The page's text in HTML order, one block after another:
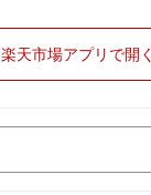
楽天市場アプリで開く